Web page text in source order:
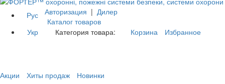
Рус
Укр
Авторизация | Дилер
Каталог товаров
Категория товара:
Корзина Избранное
Акции Хиты продаж
Новинки